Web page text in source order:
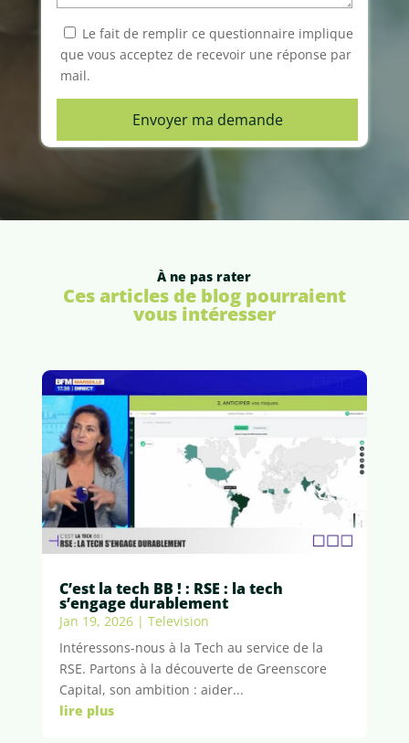
Le fait de remplir ce questionnaire implique
que vous acceptez de recevoir une réponse par
mail.
À ne pas rater
Ces articles de blog pourraient
vous intéresser
C’est la tech BB ! : RSE : la tech
s’engage durablement
Jan 19, 2026| Television
Intéressons-nous à la Tech au service de la
RSE. Partons à la découverte de Greenscore
Capital, son ambition : aider...
lire plus